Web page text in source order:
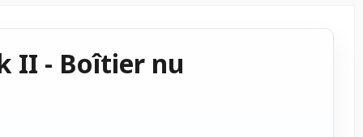
II - Boîtier nu